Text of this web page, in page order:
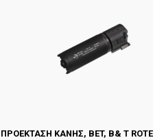
ΠΡΟΕΚΤΑΣΗ ΚΑΝΗΣ, BET, B& T